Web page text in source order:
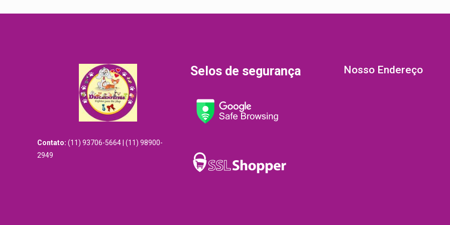
Contato: (11) 93706-5664 | (11) 98900-
2949
Selos de segurança Nosso Endereço